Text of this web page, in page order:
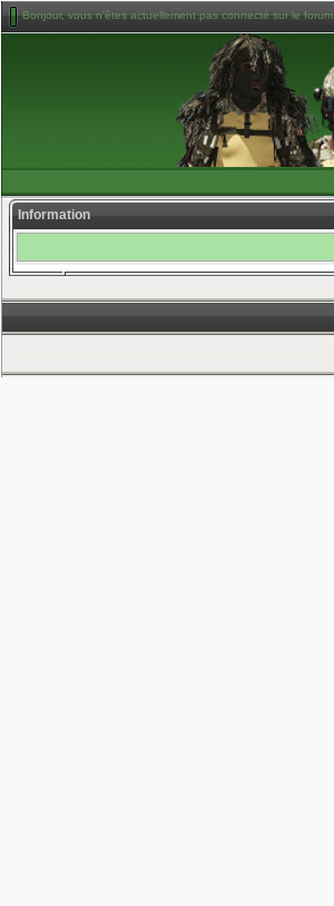
Bonjour, vous n'êtes actuellement pas connecté sur le forum
Information